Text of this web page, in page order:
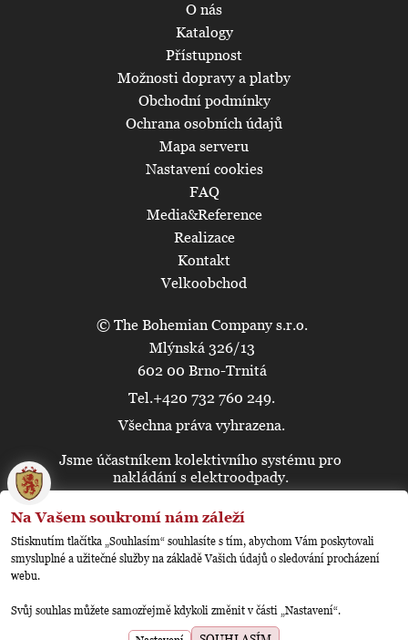
© The Bohemian Company s.r.o.
Mlýnská 326/13
602 00 Brno-Trnitá
Tel.+420 732 760 249.
Všechna práva vyhrazena.
O nás
Katalogy
Přístupnost
Možnosti dopravy a platby
Obchodní podmínky
Ochrana osobních údajů
Mapa serveru
Nastavení cookies
FAQ
Media&Reference
Realizace
Kontakt
Velkoobchod
Jsme účastníkem kolektivního systému pro
nakládání s elektroodpady.
🍪
Na Vašem soukromí nám záleží
Stisknutím tlačítka „Souhlasím“ souhlasíte s tím, abychom Vám poskytovali
smysluplné a užitečné služby na základě Vašich údajů o sledování procházení
webu.
Svůj souhlas můžete samozřejmě kdykoli změnit v části „Nastavení“.